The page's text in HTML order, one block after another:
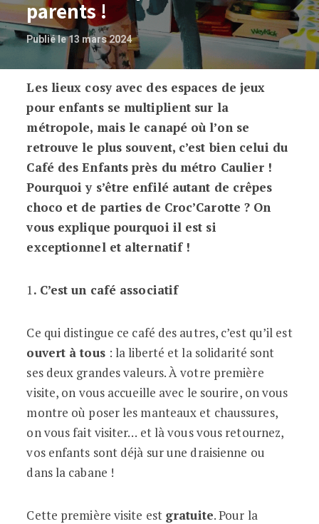
parents !
Publié le 13 mars 2024
Les Potes en Ciel : le Café des Enfants
Les lieux cosy avec des espaces de jeux
pour enfants se multiplient sur la
métropole, mais le canapé où l’on se
retrouve le plus souvent, c’est bien celui du
Café des Enfants près du métro Caulier !
Pourquoi y s’être enfilé autant de crêpes
choco et de parties de Croc’Carotte ? On
vous explique pourquoi il est si
exceptionnel et alternatif !
1. C’est un café associatif
Ce qui distingue ce café des autres, c’est qu’il est
ouvert à tous : la liberté et la solidarité sont
ses deux grandes valeurs. À votre première
visite, on vous accueille avec le sourire, on vous
montre où poser les manteaux et chaussures,
on vous fait visiter… et là vous vous retournez,
vos enfants sont déjà sur une draisienne ou
dans la cabane !
Cette première visite est gratuite. Pour la